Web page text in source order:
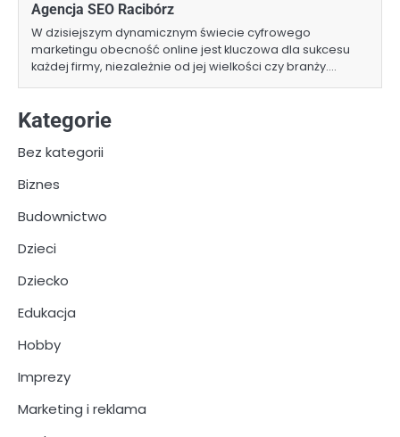
Agencja SEO Racibórz
W dzisiejszym dynamicznym świecie cyfrowego
marketingu obecność online jest kluczowa dla sukcesu
każdej firmy, niezależnie od jej wielkości czy branży.…
Kategorie
Bez kategorii
Biznes
Budownictwo
Dzieci
Dziecko
Edukacja
Hobby
Imprezy
Marketing i reklama